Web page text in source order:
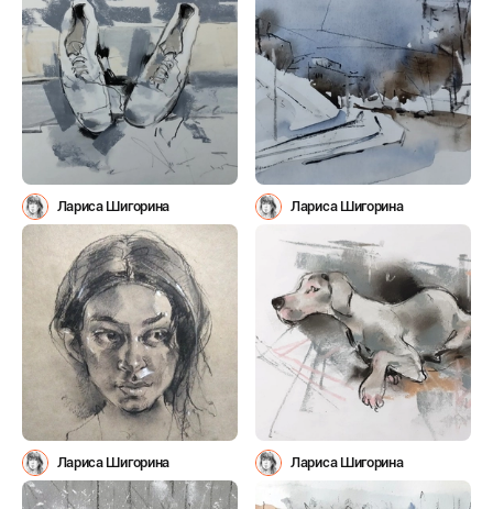
Лариса Шигорина Лариса Шигорина
Лариса Шигорина Лариса Шигорина